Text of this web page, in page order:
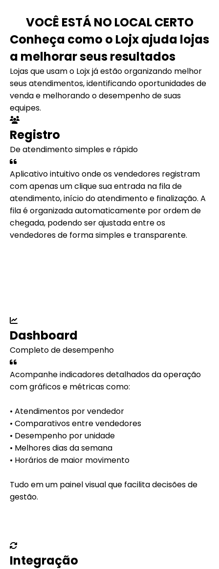
VOCÊ ESTÁ NO LOCAL CERTO
Conheça como o Lojx ajuda lojas
a melhorar seus resultados
Lojas que usam o Lojx já estão organizando melhor
seus atendimentos, identificando oportunidades de
venda e melhorando o desempenho de suas
equipes.
Registro
De atendimento simples e rápido
Aplicativo intuitivo onde os vendedores registram
com apenas um clique sua entrada na fila de
atendimento, início do atendimento e finalização. A
fila é organizada automaticamente por ordem de
chegada, podendo ser ajustada entre os
vendedores de forma simples e transparente.
Dashboard
Completo de desempenho
Acompanhe indicadores detalhados da operação
com gráficos e métricas como:
• Atendimentos por vendedor
• Comparativos entre vendedores
• Desempenho por unidade
• Melhores dias da semana
• Horários de maior movimento
Tudo em um painel visual que facilita decisões de
gestão.
Integração